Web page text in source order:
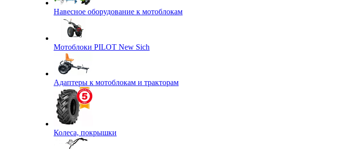
Навесное оборудование к мотоблокам
Мотоблоки PILOT New Sich
Адаптеры к мотоблокам и тракторам
Колеса, покрышки